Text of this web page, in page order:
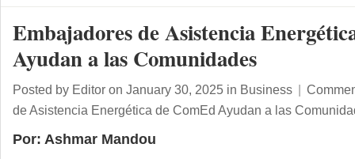
Embajadores de Asistencia
Ayudan a las Comunidades
Posted by Editor on January 30, 2025 in Business |
de Asistencia Energética de ComEd Ayudan a las
Por: Ashmar Mandou